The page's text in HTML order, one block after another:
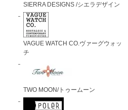
SIERRA DESIGNS /シエラデザイン
VAGUE WATCH CO.ヴァーグウォッ
チ
TWO MOON/トゥームーン